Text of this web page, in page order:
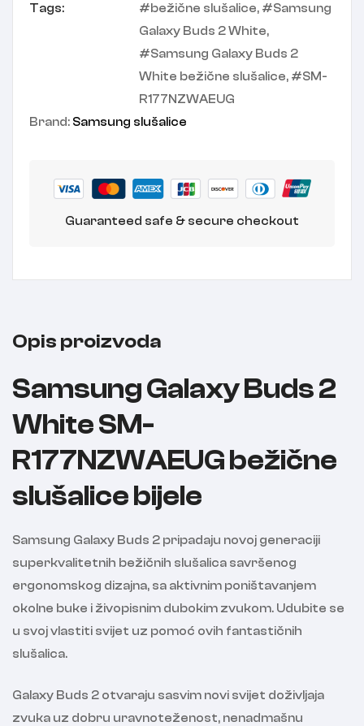
Tags: bežične slušalice,
Samsung
Galaxy Buds 2 White,
Samsung Galaxy Buds 2
White bežične slušalice,
SM-
R177NZWAEUG
Brand: Samsung slušalice
Guaranteed safe & secure checkout
Opis proizvoda
Samsung Galaxy Buds 2
White SM-
R177NZWAEUG bežične
slušalice bijele
Samsung Galaxy Buds 2 pripadaju novoj generaciji
superkvalitetnih bežičnih slušalica savršenog
ergonomskog dizajna, sa aktivnim poništavanjem
okolne buke i živopisnim dubokim zvukom. Udubite se
u svoj vlastiti svijet uz pomoć ovih fantastičnih
slušalica.
Galaxy Buds 2 otvaraju sasvim novi svijet doživljaja
zvuka uz dobru uravnoteženost, nenadmašnu